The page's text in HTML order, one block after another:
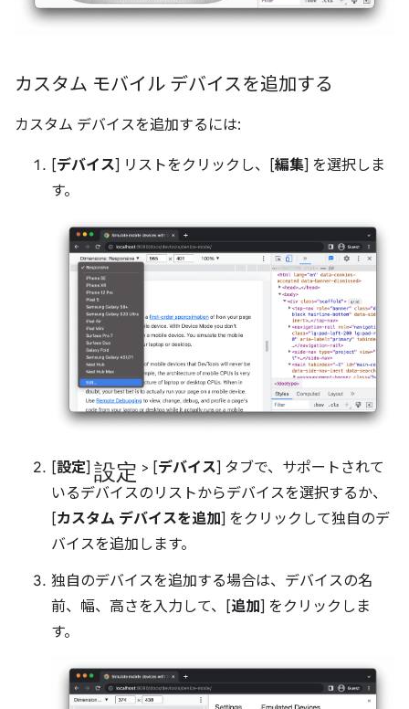
カスタム モバイル デバイスを追加する
カスタム デバイスを追加するには:
[デバイス] リストをクリックし、[編集] を選択しま
す。
[設定] 設定 > [デバイス] タブで、サポートされて
いるデバイスのリストからデバイスを選択するか、
[カスタム デバイスを追加] をクリックして独自のデ
バイスを追加します。
独自のデバイスを追加する場合は、デバイスの名
前、幅、高さを入力して、[追加] をクリックしま
す。